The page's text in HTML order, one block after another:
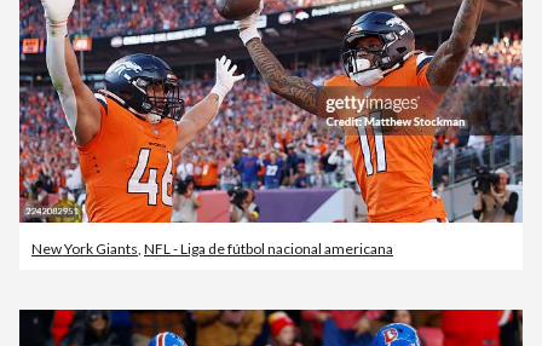
New York Giants, NFL - Liga de fútbol nacional americana